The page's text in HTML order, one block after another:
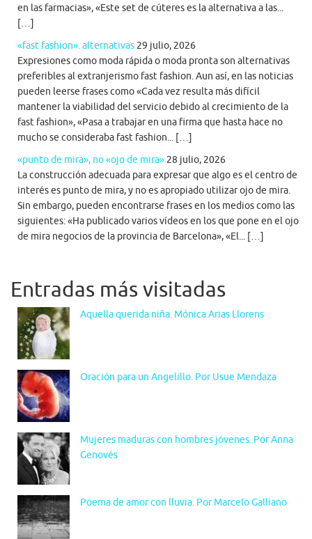
en las farmacias», «Este set de cúteres es la alternativa a las...
[…]
«fast fashion». alternativas 29 julio, 2026
Expresiones como moda rápida o moda pronta son alternativas
preferibles al extranjerismo fast fashion. Aun así, en las noticias
pueden leerse frases como «Cada vez resulta más difícil
mantener la viabilidad del servicio debido al crecimiento de la
fast fashion», «Pasa a trabajar en una firma que hasta hace no
mucho se consideraba fast fashion... […]
«punto de mira», no «ojo de mira» 28 julio, 2026
La construcción adecuada para expresar que algo es el centro de
interés es punto de mira, y no es apropiado utilizar ojo de mira.
Sin embargo, pueden encontrarse frases en los medios como las
siguientes: «Ha publicado varios vídeos en los que pone en el ojo
de mira negocios de la provincia de Barcelona», «El... […]
Entradas más visitadas
Aquella querida niña. Mónica Arias Llorens
Oración para un Angelillo. Por Usue Mendaza
Mujeres maduras con hombres jóvenes. Por Anna
Genovés
Poema de amor con lluvia. Por Marcelo Galliano